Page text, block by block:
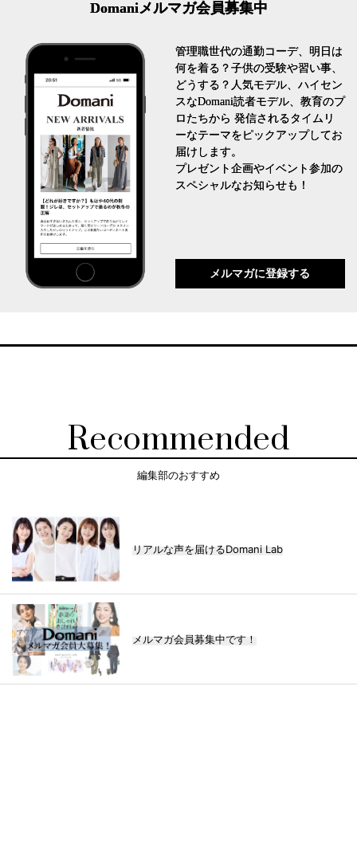
Domaniメルマガ会員募集中
管理職世代の通勤コーデ、明日は
何を着る？子供の受験や習い事、
どうする？人気モデル、ハイセン
スなDomani読者モデル、教育のプ
ロたちから 発信されるタイムリ
ーなテーマをピックアップしてお
届けします。
プレゼント企画やイベント参加の
スペシャルなお知らせも！
メルマガに登録する
Recommended
編集部のおすすめ
リアルな声を届けるDomani Lab
メルマガ会員募集中です！